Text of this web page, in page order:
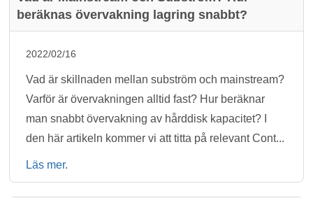
beräknas övervakning lagring snabbt?
2022/02/16
Vad är skillnaden mellan subström och mainstream?
Varför är övervakningen alltid fast? Hur beräknar
man snabbt övervakning av hårddisk kapacitet? I
den här artikeln kommer vi att titta på relevant Cont...
Läs mer.